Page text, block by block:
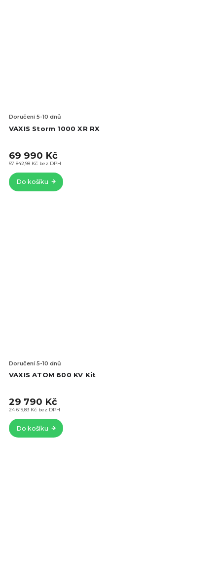
VAXIS Storm 1000 XR RX
Doručení 5-10 dnů
57 842,98 Kč bez DPH
69 990 Kč
Do košíku
VAXIS ATOM 600 KV Kit
Doručení 5-10 dnů
24 619,83 Kč bez DPH
29 790 Kč
Do košíku